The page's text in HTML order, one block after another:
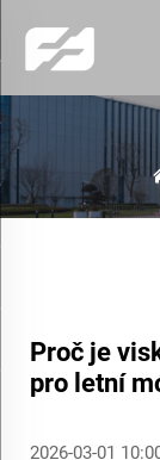
Proč je
pro letní
2026-03-01